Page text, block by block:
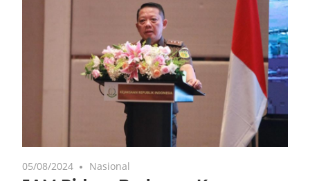
05/08/2024 Nasional